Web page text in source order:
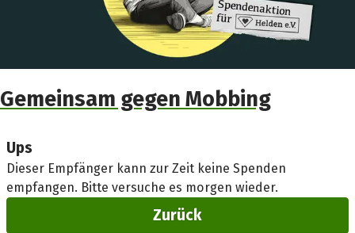
Gemeinsam gegen Mobbing
Ups
Dieser Empfänger kann zur Zeit keine Spenden
empfangen. Bitte versuche es morgen wieder.
Zurück